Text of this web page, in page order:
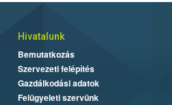
Hivatalunk
Bemutatkozás
Szervezeti felépítés
Gazdálkodási adatok
Felügyeleti szervünk